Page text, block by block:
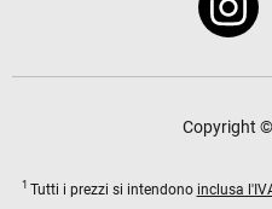
Copyright
1 Tutti i prezzi si intendono inclusa